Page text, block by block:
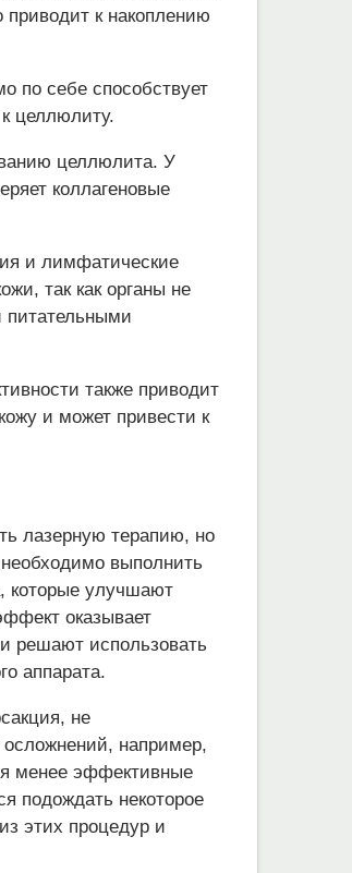
приводит к накоплению
по себе способствует
целлюлиту.
целлюлита. У
коллагеновые
и лимфатические
так как органы не
питательными
также приводит
и может привести к
лазерную терапию, но
выполнить
которые улучшают
оказывает
решают использовать
аппарата.
не
осложнений, например,
менее эффективные
подождать некоторое
этих процедур и